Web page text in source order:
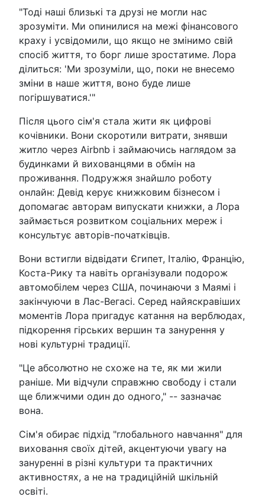
"Тоді наші близькі та друзі не могли нас
зрозуміти. Ми опинилися на межі фінансового
краху і усвідомили, що якщо не змінимо свій
спосіб життя, то борг лише зростатиме. Лора
ділиться: 'Ми зрозуміли, що, поки не внесемо
зміни в наше життя, воно буде лише
погіршуватися.'"
Після цього сім'я стала жити як цифрові
кочівники. Вони скоротили витрати, знявши
житло через Airbnb і займаючись наглядом за
будинками й вихованцями в обмін на
проживання. Подружжя знайшло роботу
онлайн: Девід керує книжковим бізнесом і
допомагає авторам випускати книжки, а Лора
займається розвитком соціальних мереж і
консультує авторів-початківців.
Вони встигли відвідати Єгипет, Італію, Францію,
Коста-Рику та навіть організували подорож
автомобілем через США, починаючи з Маямі і
закінчуючи в Лас-Вегасі. Серед найяскравіших
моментів Лора пригадує катання на верблюдах,
підкорення гірських вершин та занурення у
нові культурні традиції.
"Це абсолютно не схоже на те, як ми жили
раніше. Ми відчули справжню свободу і стали
ще ближчими один до одного," -- зазначає
вона.
Сім'я обирає підхід "глобального навчання" для
виховання своїх дітей, акцентуючи увагу на
зануренні в різні культури та практичних
активностях, а не на традиційній шкільній
освіті.